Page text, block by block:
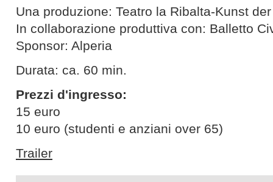
Una produzione: Teatro la Ribalta-Kunst
In collaborazione produttiva con: Balletto
Sponsor: Alperia
Durata: ca. 60 min.
Prezzi d'ingresso:
15 euro
10 euro (studenti e anziani over 65)
Trailer